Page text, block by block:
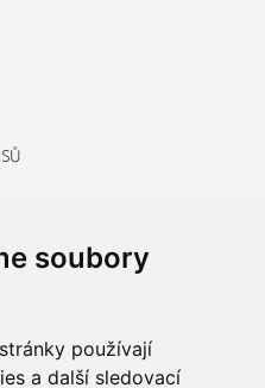
soubory
používají
a další sledovací